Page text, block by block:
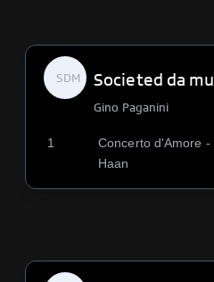
SDM Societed da
Gino Paganini
1
Concerto d'Amore -
Haan